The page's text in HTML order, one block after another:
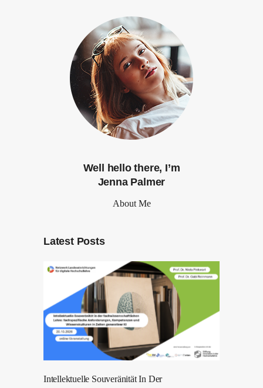
Well hello there, I’m
Jenna Palmer
About Me
Latest Posts
Intellektuelle Souveränität In Der